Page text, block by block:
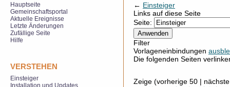
← Einsteiger
Links auf diese Seite
Seite:
Filter
Vorlageneinbindungen
Die folgenden Seiten
Zeige (vorherige 50 |
Hauptseite
Gemeinschaftsportal
Aktuelle Ereignisse
Letzte Änderungen
Zufällige Seite
Hilfe
VERSTEHEN
Einsteiger
Installation und Updates